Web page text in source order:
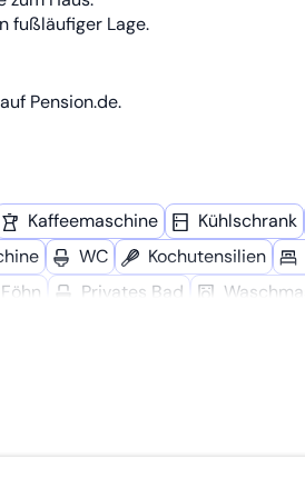
fußläufiger Lage.
Pension.de.
Kaffee­maschine Kühl­schrank
WC Kochutensilien
Föhn
Privates Bad